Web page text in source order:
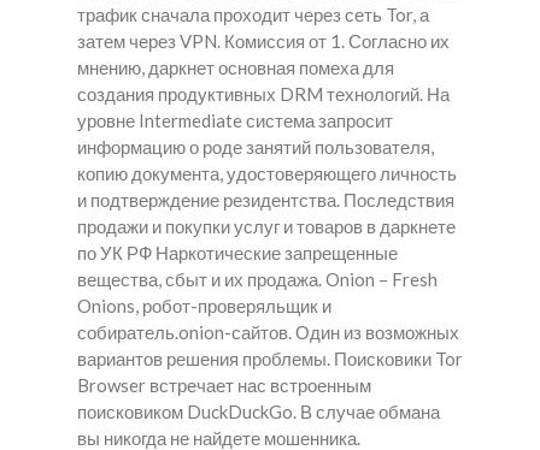
трафик сначала проходит через сеть Tor, а
затем через VPN. Комиссия от 1. Согласно их
мнению, даркнет основная помеха для
создания продуктивных DRM технологий. На
уровне Intermediate система запросит
информацию о роде занятий пользователя,
копию документа, удостоверяющего личность
и подтверждение резидентства. Последствия
продажи и покупки услуг и товаров в даркнете
по УК РФ Наркотические запрещенные
вещества, сбыт и их продажа. Onion – Fresh
Onions, робот-проверяльщик и
собиратель.onion-сайтов. Один из возможных
вариантов решения проблемы. Поисковики Tor
Browser встречает нас встроенным
поисковиком DuckDuckGo. В случае обмана
вы никогда не найдете мошенника.